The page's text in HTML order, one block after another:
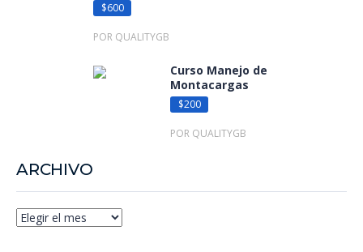
$600
POR QUALITYGB
Curso Manejo de
Montacargas
$200
POR QUALITYGB
ARCHIVO